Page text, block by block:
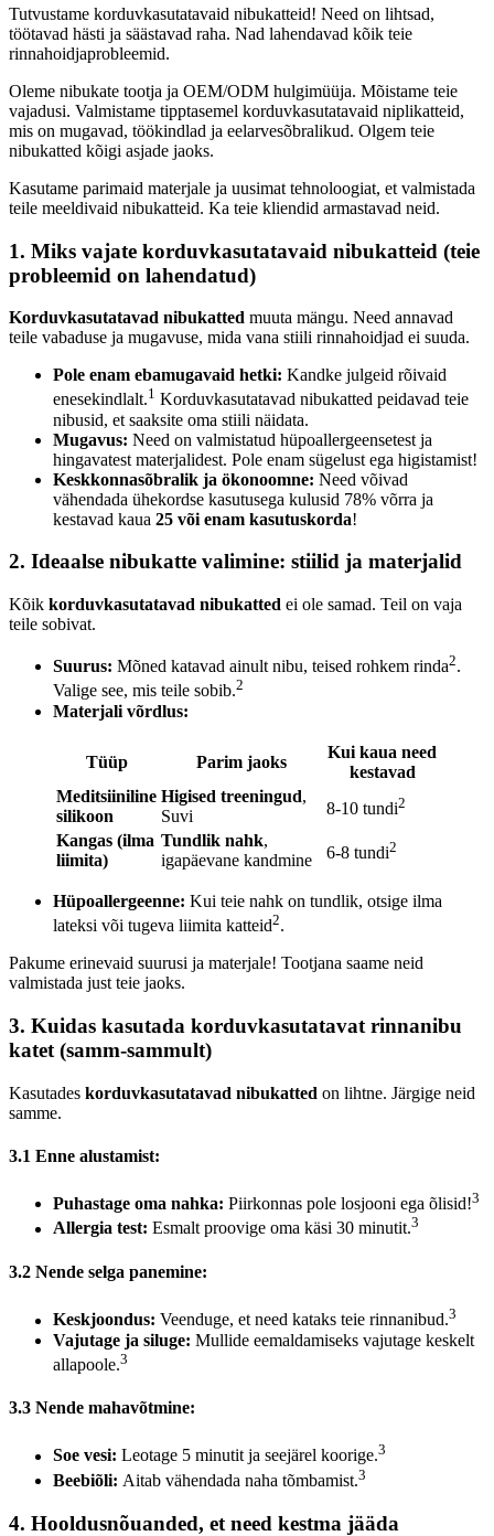
Tutvustame korduvkasutatavaid nibukatteid! Need on lihtsad,
töötavad hästi ja säästavad raha. Nad lahendavad kõik teie
rinnahoidjaprobleemid.
Oleme nibukate tootja ja OEM/ODM hulgimüüja. Mõistame teie
vajadusi. Valmistame tipptasemel korduvkasutatavaid niplikatteid,
mis on mugavad, töökindlad ja eelarvesõbralikud. Olgem teie
nibukatted kõigi asjade jaoks.
Kasutame parimaid materjale ja uusimat tehnoloogiat, et valmistada
teile meeldivaid nibukatteid. Ka teie kliendid armastavad neid.
1. Miks vajate korduvkasutatavaid nibukatteid (teie
probleemid on lahendatud)
Korduvkasutatavad nibukatted muuta mängu. Need annavad
teile vabaduse ja mugavuse, mida vana stiili rinnahoidjad ei suuda.
Pole enam ebamugavaid hetki: Kandke julgeid rõivaid
enesekindlalt.1 Korduvkasutatavad nibukatted peidavad teie
nibusid, et saaksite oma stiili näidata.
Mugavus: Need on valmistatud hüpoallergeensetest ja
hingavatest materjalidest. Pole enam sügelust ega higistamist!
Keskkonnasõbralik ja ökonoomne: Need võivad
vähendada ühekordse kasutusega kulusid 78% võrra ja
kestavad kaua 25 või enam kasutuskorda!
2. Ideaalse nibukatte valimine: stiilid ja materjalid
Kõik korduvkasutatavad nibukatted ei ole samad. Teil on vaja
teile sobivat.
Suurus: Mõned katavad ainult nibu, teised rohkem rinda2.
Valige see, mis teile sobib.2
Materjali võrdlus:
Tüüp Parim jaoks
Kui kaua need
kestavad
Meditsiiniline
silikoon
Higised treeningud,
Suvi
8-10 tundi2
Kangas (ilma
liimita)
Tundlik nahk,
igapäevane kandmine
6-8 tundi2
Hüpoallergeenne: Kui teie nahk on tundlik, otsige ilma
lateksi või tugeva liimita katteid2.
Pakume erinevaid suurusi ja materjale! Tootjana saame neid
valmistada just teie jaoks.
3. Kuidas kasutada korduvkasutatavat rinnanibu
katet (samm-sammult)
Kasutades korduvkasutatavad nibukatted on lihtne. Järgige neid
samme.
3.1 Enne alustamist:
Puhastage oma nahka: Piirkonnas pole losjooni ega õlisid!3
Allergia test: Esmalt proovige oma käsi 30 minutit.3
3.2 Nende selga panemine:
Keskjoondus: Veenduge, et need kataks teie rinnanibud.3
Vajutage ja siluge: Mullide eemaldamiseks vajutage keskelt
allapoole.3
3.3 Nende mahavõtmine:
Soe vesi: Leotage 5 minutit ja seejärel koorige.3
Beebiõli: Aitab vähendada naha tõmbamist.3
4. Hooldusnõuanded, et need kestma jääda